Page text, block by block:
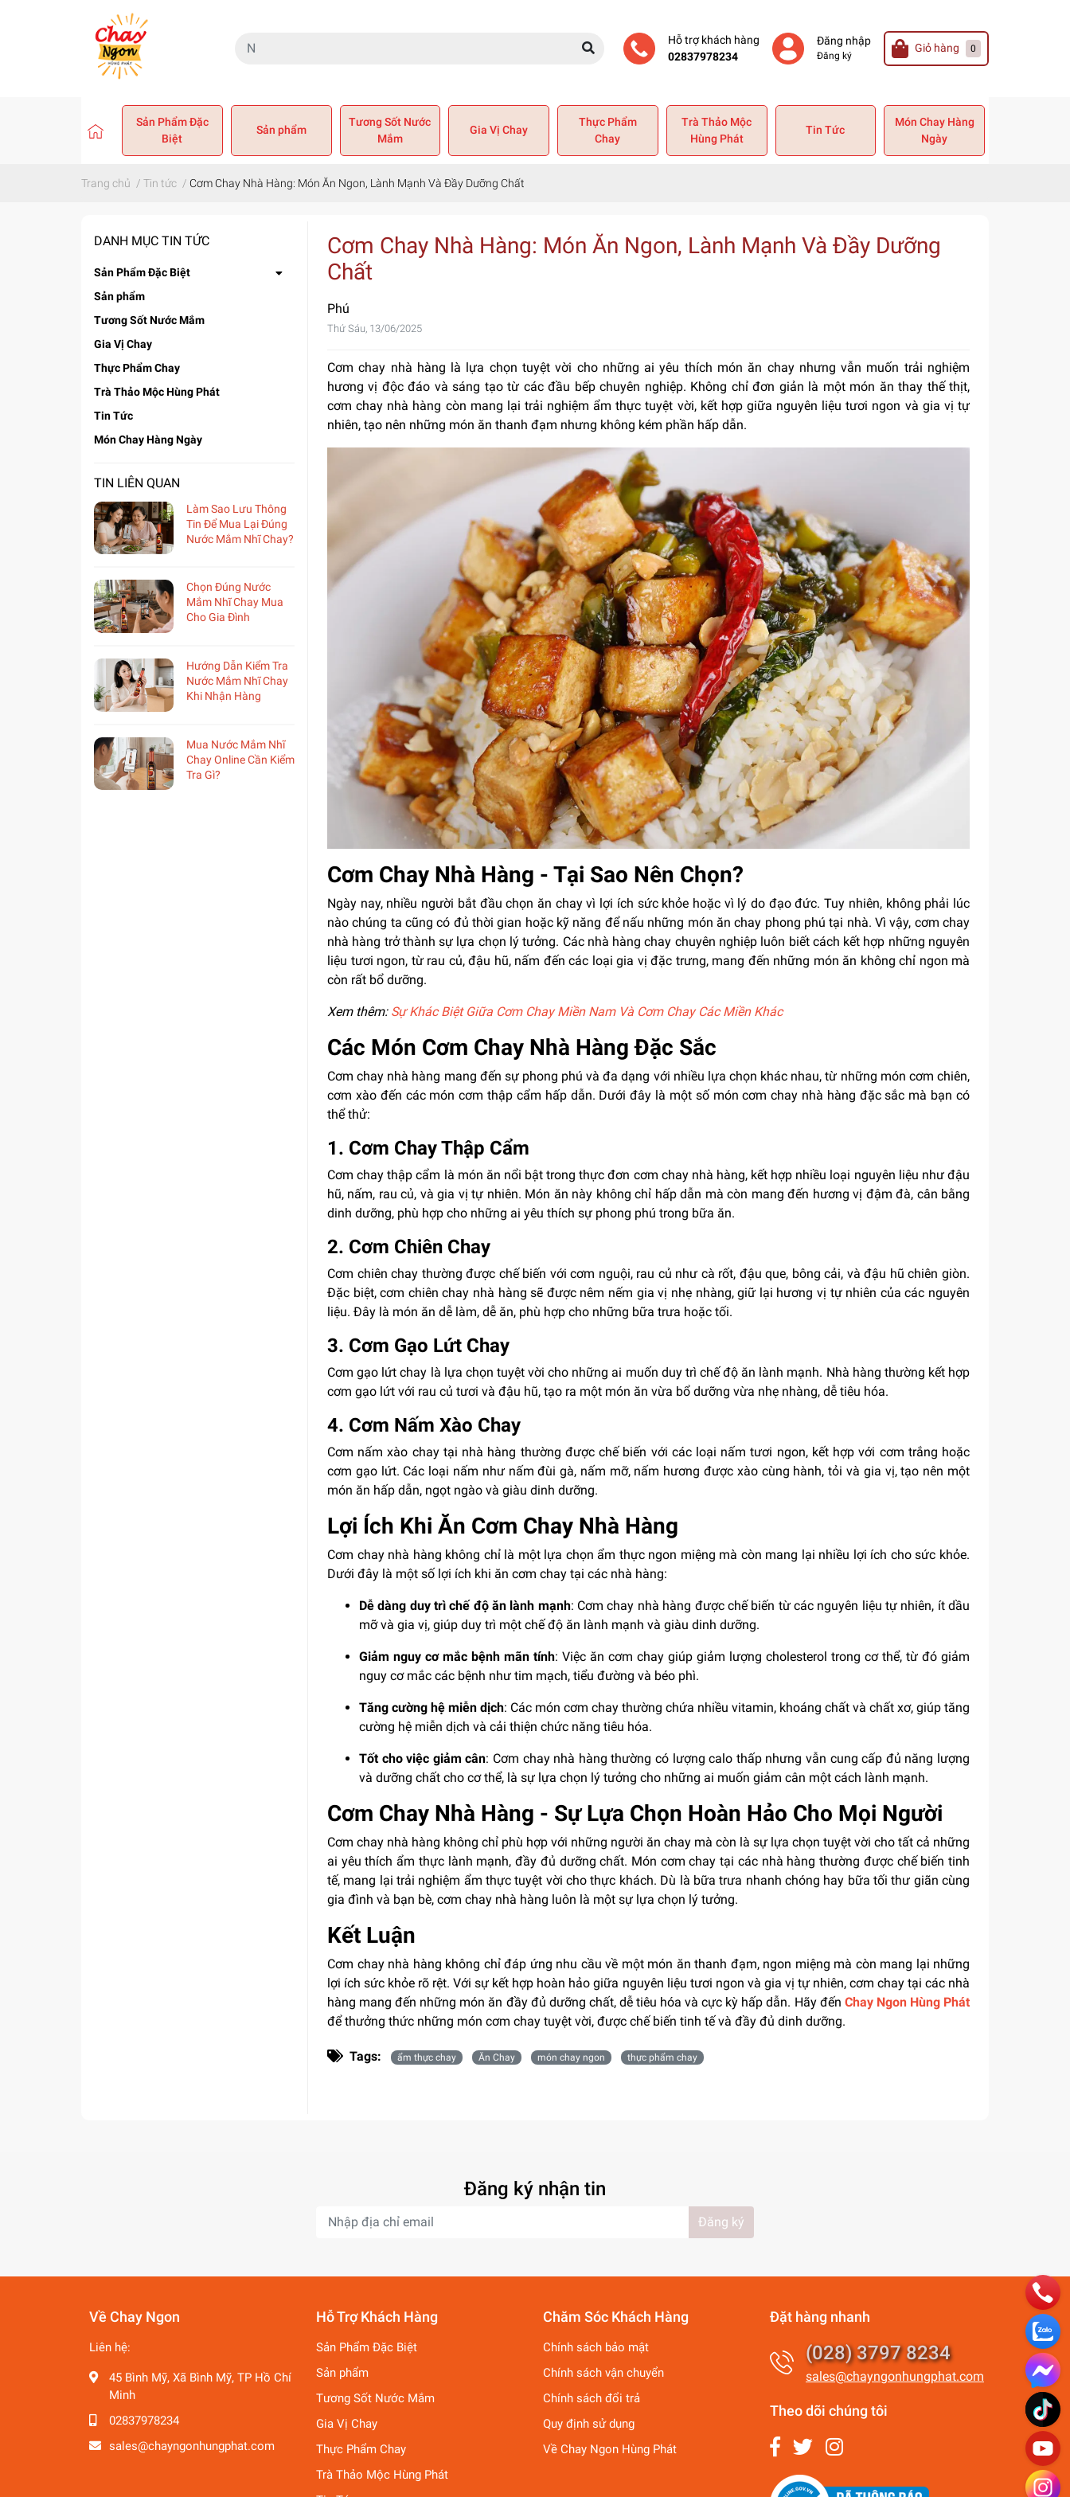
Hỗ trợ khách hàng
02837978234
Đăng nhập
Đăng ký
Giỏ hàng 0
Sản Phẩm Đặc
Biệt
Sản phẩm
Tương Sốt Nước
Mắm
Gia Vị Chay
Thực Phẩm
Chay
Trà Thảo Mộc
Hùng Phát
Tin Tức
Món Chay Hàng
Ngày
Trang chủ / Tin tức / Cơm Chay Nhà Hàng: Món Ăn Ngon, Lành Mạnh Và Đầy Dưỡng Chất
DANH MỤC TIN TỨC
Sản Phẩm Đặc Biệt
Sản phẩm
Tương Sốt Nước Mắm
Gia Vị Chay
Thực Phẩm Chay
Trà Thảo Mộc Hùng Phát
Tin Tức
Món Chay Hàng Ngày
TIN LIÊN QUAN
Làm Sao Lưu Thông
Tin Để Mua Lại Đúng
Nước Mắm Nhĩ Chay?
Chọn Đúng Nước
Mắm Nhĩ Chay Mua
Cho Gia Đình
Hướng Dẫn Kiểm Tra
Nước Mắm Nhĩ Chay
Khi Nhận Hàng
Mua Nước Mắm Nhĩ
Chay Online Cần Kiểm
Tra Gì?
Cơm Chay Nhà Hàng: Món Ăn Ngon, Lành Mạnh Và Đầy Dưỡng
Chất
Phú
Thứ Sáu, 13/06/2025
Cơm chay nhà hàng là lựa chọn tuyệt vời cho những ai yêu thích món ăn chay nhưng vẫn muốn trải nghiệm
hương vị độc đáo và sáng tạo từ các đầu bếp chuyên nghiệp. Không chỉ đơn giản là một món ăn thay thế thịt,
cơm chay nhà hàng còn mang lại trải nghiệm ẩm thực tuyệt vời, kết hợp giữa nguyên liệu tươi ngon và gia vị tự
nhiên, tạo nên những món ăn thanh đạm nhưng không kém phần hấp dẫn.
Cơm Chay Nhà Hàng - Tại Sao Nên Chọn?
Ngày nay, nhiều người bắt đầu chọn ăn chay vì lợi ích sức khỏe hoặc vì lý do đạo đức. Tuy nhiên, không phải lúc
nào chúng ta cũng có đủ thời gian hoặc kỹ năng để nấu những món ăn chay phong phú tại nhà. Vì vậy, cơm chay
nhà hàng trở thành sự lựa chọn lý tưởng. Các nhà hàng chay chuyên nghiệp luôn biết cách kết hợp những nguyên
liệu tươi ngon, từ rau củ, đậu hũ, nấm đến các loại gia vị đặc trưng, mang đến những món ăn không chỉ ngon mà
còn rất bổ dưỡng.
Xem thêm: Sự Khác Biệt Giữa Cơm Chay Miền Nam Và Cơm Chay Các Miền Khác
Các Món Cơm Chay Nhà Hàng Đặc Sắc
Cơm chay nhà hàng mang đến sự phong phú và đa dạng với nhiều lựa chọn khác nhau, từ những món cơm chiên,
cơm xào đến các món cơm thập cẩm hấp dẫn. Dưới đây là một số món cơm chay nhà hàng đặc sắc mà bạn có
thể thử:
1. Cơm Chay Thập Cẩm
Cơm chay thập cẩm là món ăn nổi bật trong thực đơn cơm chay nhà hàng, kết hợp nhiều loại nguyên liệu như đậu
hũ, nấm, rau củ, và gia vị tự nhiên. Món ăn này không chỉ hấp dẫn mà còn mang đến hương vị đậm đà, cân bằng
dinh dưỡng, phù hợp cho những ai yêu thích sự phong phú trong bữa ăn.
2. Cơm Chiên Chay
Cơm chiên chay thường được chế biến với cơm nguội, rau củ như cà rốt, đậu que, bông cải, và đậu hũ chiên giòn.
Đặc biệt, cơm chiên chay nhà hàng sẽ được nêm nếm gia vị nhẹ nhàng, giữ lại hương vị tự nhiên của các nguyên
liệu. Đây là món ăn dễ làm, dễ ăn, phù hợp cho những bữa trưa hoặc tối.
3. Cơm Gạo Lứt Chay
Cơm gạo lứt chay là lựa chọn tuyệt vời cho những ai muốn duy trì chế độ ăn lành mạnh. Nhà hàng thường kết hợp
cơm gạo lứt với rau củ tươi và đậu hũ, tạo ra một món ăn vừa bổ dưỡng vừa nhẹ nhàng, dễ tiêu hóa.
4. Cơm Nấm Xào Chay
Cơm nấm xào chay tại nhà hàng thường được chế biến với các loại nấm tươi ngon, kết hợp với cơm trắng hoặc
cơm gạo lứt. Các loại nấm như nấm đùi gà, nấm mỡ, nấm hương được xào cùng hành, tỏi và gia vị, tạo nên một
món ăn hấp dẫn, ngọt ngào và giàu dinh dưỡng.
Lợi Ích Khi Ăn Cơm Chay Nhà Hàng
Cơm chay nhà hàng không chỉ là một lựa chọn ẩm thực ngon miệng mà còn mang lại nhiều lợi ích cho sức khỏe.
Dưới đây là một số lợi ích khi ăn cơm chay tại các nhà hàng:
Dễ dàng duy trì chế độ ăn lành mạnh: Cơm chay nhà hàng được chế biến từ các nguyên liệu tự nhiên, ít dầu
mỡ và gia vị, giúp duy trì một chế độ ăn lành mạnh và giàu dinh dưỡng.
Giảm nguy cơ mắc bệnh mãn tính: Việc ăn cơm chay giúp giảm lượng cholesterol trong cơ thể, từ đó giảm
nguy cơ mắc các bệnh như tim mạch, tiểu đường và béo phì.
Tăng cường hệ miễn dịch: Các món cơm chay thường chứa nhiều vitamin, khoáng chất và chất xơ, giúp tăng
cường hệ miễn dịch và cải thiện chức năng tiêu hóa.
Tốt cho việc giảm cân: Cơm chay nhà hàng thường có lượng calo thấp nhưng vẫn cung cấp đủ năng lượng
và dưỡng chất cho cơ thể, là sự lựa chọn lý tưởng cho những ai muốn giảm cân một cách lành mạnh.
Cơm Chay Nhà Hàng - Sự Lựa Chọn Hoàn Hảo Cho Mọi Người
Cơm chay nhà hàng không chỉ phù hợp với những người ăn chay mà còn là sự lựa chọn tuyệt vời cho tất cả những
ai yêu thích ẩm thực lành mạnh, đầy đủ dưỡng chất. Món cơm chay tại các nhà hàng thường được chế biến tinh
tế, mang lại trải nghiệm ẩm thực tuyệt vời cho thực khách. Dù là bữa trưa nhanh chóng hay bữa tối thư giãn cùng
gia đình và bạn bè, cơm chay nhà hàng luôn là một sự lựa chọn lý tưởng.
Kết Luận
Cơm chay nhà hàng không chỉ đáp ứng nhu cầu về một món ăn thanh đạm, ngon miệng mà còn mang lại những
lợi ích sức khỏe rõ rệt. Với sự kết hợp hoàn hảo giữa nguyên liệu tươi ngon và gia vị tự nhiên, cơm chay tại các nhà
hàng mang đến những món ăn đầy đủ dưỡng chất, dễ tiêu hóa và cực kỳ hấp dẫn. Hãy đến Chay Ngon Hùng Phát
để thưởng thức những món cơm chay tuyệt vời, được chế biến tinh tế và đầy đủ dinh dưỡng.
Tags: ẩm thực chay Ăn Chay món chay ngon thực phẩm chay
Đăng ký nhận tin
Đăng ký
Về Chay Ngon
Liên hệ:
45 Bình Mỹ, Xã Bình Mỹ, TP Hồ Chí
Minh
02837978234
sales@chayngonhungphat.com
Hỗ Trợ Khách Hàng
Sản Phẩm Đặc Biệt
Sản phẩm
Tương Sốt Nước Mắm
Gia Vị Chay
Thực Phẩm Chay
Trà Thảo Mộc Hùng Phát
Chăm Sóc Khách Hàng
Chính sách bảo mật
Chính sách vận chuyển
Chính sách đổi trả
Quy định sử dụng
Về Chay Ngon Hùng Phát
Đặt hàng nhanh
(028) 3797 8234
sales@chayngonhungphat.com
Theo dõi chúng tôi